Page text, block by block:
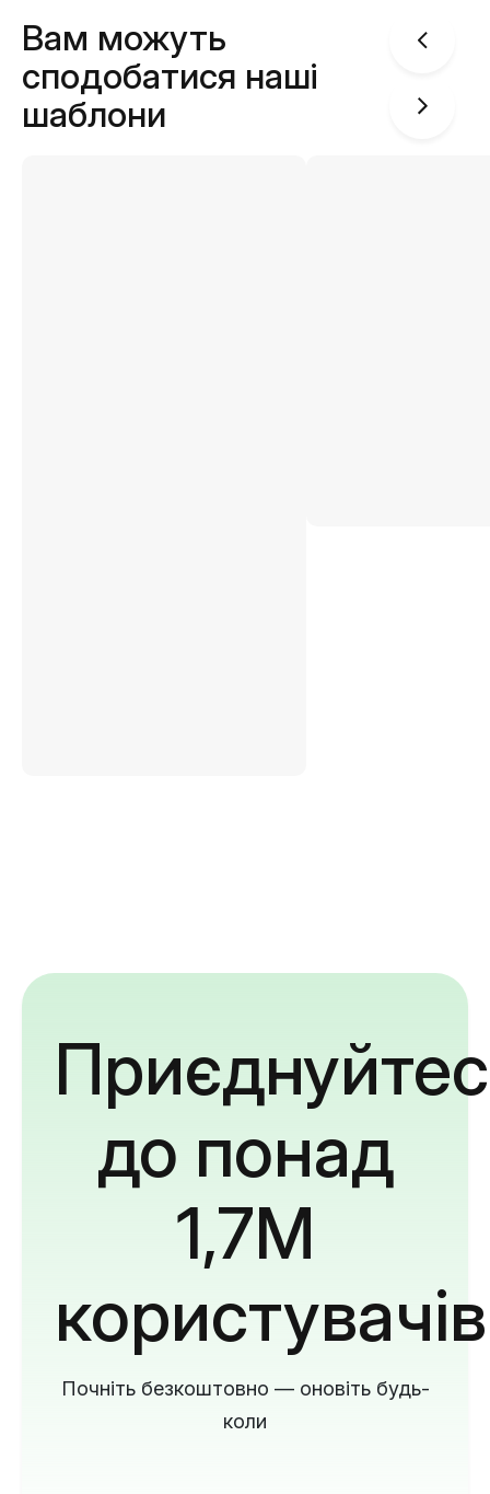
Вам можуть
сподобатися наші
шаблони
до понад
1,7M
користувачів
Почніть безкоштовно — оновіть будь-
коли